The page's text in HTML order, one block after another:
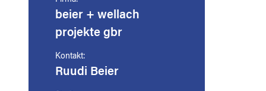
beier + wellach
projekte gbr
Kontakt:
Ruudi Beier